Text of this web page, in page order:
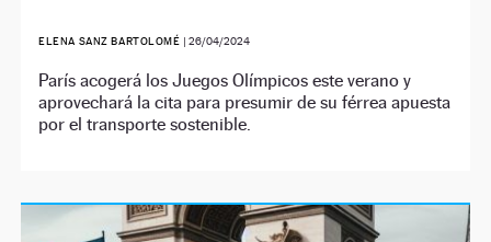
ELENA SANZ BARTOLOMÉ | 26/04/2024
París acogerá los Juegos Olímpicos este verano y
aprovechará la cita para presumir de su férrea apuesta
por el transporte sostenible.